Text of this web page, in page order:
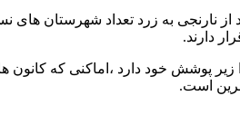
نارنجی به زرد تعداد شهرستان های
دارند.
نهادی که یکهزار و ۳۶۱ بقعه امامزاده ها را
است.